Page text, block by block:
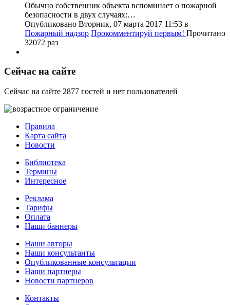
Обычно собственник объекта вспоминает о пожарной
безопасности в двух случаях:…
Опубликовано Вторник, 07 марта 2017 11:53 в
Пожарный надзор Прокомментируй первым! Прочитано
32072 раз
Сейчас на сайте
Сейчас на сайте 2877 гостей и нет пользователей
Правила
Карта сайта
Новости
Библиотека
Термины
Интересное
Реклама
Тарифы
Оплата
Наши баннеры
Наши авторы
Наши консультанты
Опубликованные консультации
Наши партнеры
Новости партнеров
Контакты